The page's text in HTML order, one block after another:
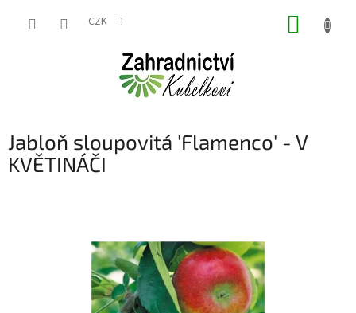
CZK
Jabloň sloupovitá 'Flamenco' - V
KVĚTINÁČI